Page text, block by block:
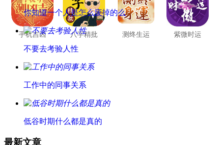
手机吉凶 八字精批 测终生运 紫微时运
你知道一个人是怎么废掉的么
不要去考验人性
工作中的同事关系
低谷时期什么都是真的
最新文章